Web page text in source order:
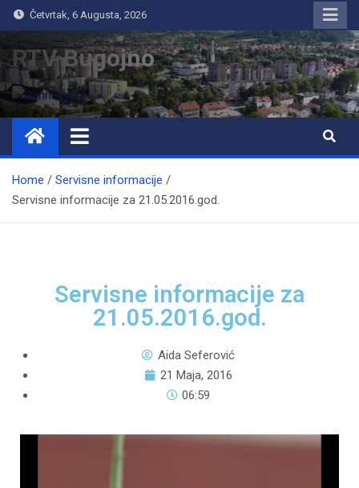
Četvrtak, 6 Augusta, 2026
RTV Bugojno
Home
Servisne informacije
Servisne informacije za 21.05.2016.god.
Servisne informacije za
21.05.2016.god.
Aida Seferović
21 Maja, 2016
06:59